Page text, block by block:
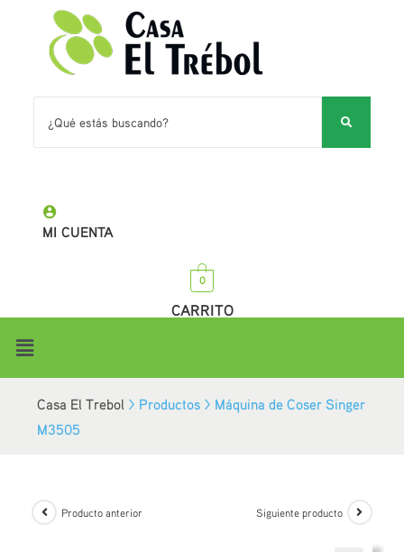
MI CUENTA
0
CARRITO
Casa El Trebol > Productos > Máquina de Coser Singer
M3505
Producto anterior Siguiente producto